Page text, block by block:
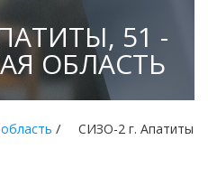
51 -
ОБЛАСТЬ
/ СИЗО-2 г. Апатиты